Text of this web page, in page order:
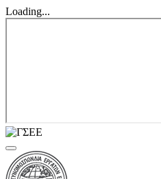
Loading...